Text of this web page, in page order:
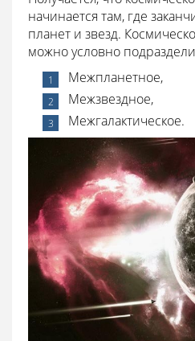
начинается там, где
планет и звезд.
можно условно
Межпланетное,
Межзвездное,
Межгалактическое.